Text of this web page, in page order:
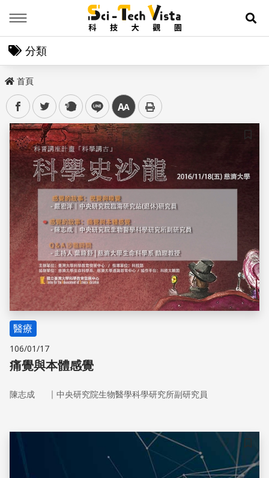
展
分類
首頁
facebooktwitter plurk line 中
儲存
醫療
106/01/17
痛覺與本體感覺
陳志成 ｜ 中央研究院生物醫學科學研究所副研究員
儲存